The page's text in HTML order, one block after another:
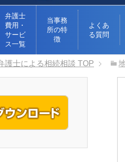
弁護士
費用・
サービ
ス一覧
当事務
所の特
徴
よくあ
る質問
護士による相続相談 TOP